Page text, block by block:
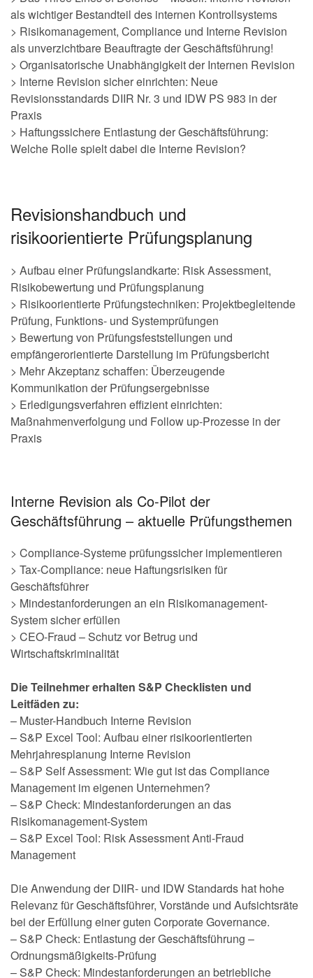
als wichtiger Bestandteil des internen Kontrollsystems
> Risikomanagement, Compliance und Interne Revision
als unverzichtbare Beauftragte der Geschäftsführung!
> Organisatorische Unabhängigkeit der Internen Revision
> Interne Revision sicher einrichten: Neue
Revisionsstandards DIIR Nr. 3 und IDW PS 983 in der
Praxis
> Haftungssichere Entlastung der Geschäftsführung:
Welche Rolle spielt dabei die Interne Revision?
Revisionshandbuch und
risikoorientierte Prüfungsplanung
> Aufbau einer Prüfungslandkarte: Risk Assessment,
Risikobewertung und Prüfungsplanung
> Risikoorientierte Prüfungstechniken: Projektbegleitende
Prüfung, Funktions- und Systemprüfungen
> Bewertung von Prüfungsfeststellungen und
empfängerorientierte Darstellung im Prüfungsbericht
> Mehr Akzeptanz schaffen: Überzeugende
Kommunikation der Prüfungsergebnisse
> Erledigungsverfahren effizient einrichten:
Maßnahmenverfolgung und Follow up-Prozesse in der
Praxis
Interne Revision als Co-Pilot der
Geschäftsführung – aktuelle Prüfungsthemen
> Compliance-Systeme prüfungssicher implementieren
> Tax-Compliance: neue Haftungsrisiken für
Geschäftsführer
> Mindestanforderungen an ein Risikomanagement-
System sicher erfüllen
> CEO-Fraud – Schutz vor Betrug und
Wirtschaftskriminalität
Die Teilnehmer erhalten S&P Checklisten und
Leitfäden zu:
– Muster-Handbuch Interne Revision
– S&P Excel Tool: Aufbau einer risikoorientierten
Mehrjahresplanung Interne Revision
– S&P Self Assessment: Wie gut ist das Compliance
Management im eigenen Unternehmen?
– S&P Check: Mindestanforderungen an das
Risikomanagement-System
– S&P Excel Tool: Risk Assessment Anti-Fraud
Management
Die Anwendung der DIIR- und IDW Standards hat hohe
Relevanz für Geschäftsführer, Vorstände und Aufsichtsräte
bei der Erfüllung einer guten Corporate Governance.
– S&P Check: Entlastung der Geschäftsführung –
Ordnungsmäßigkeits-Prüfung
– S&P Check: Mindestanforderungen an betriebliche